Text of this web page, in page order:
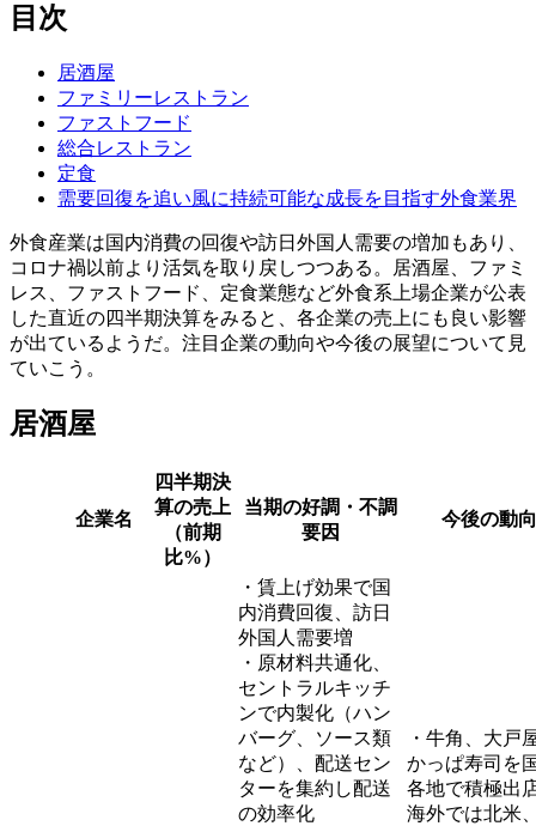
目次
居酒屋
ファミリーレストラン
ファストフード
総合レストラン
定食
需要回復を追い風に持続可能な成長を目指す外食業界
外食産業は国内消費の回復や訪日外国人需要の増加もあり、
コロナ禍以前より活気を取り戻しつつある。居酒屋、ファミ
レス、ファストフード、定食業態など外食系上場企業が公表
した直近の四半期決算をみると、各企業の売上にも良い影響
が出ているようだ。注目企業の動向や今後の展望について見
ていこう。
居酒屋
企業名
四半期決
算の売上
（前期
比%）
当期の好調・不調
要因
今後の動向
・賃上げ効果で国
内消費回復、訪日
外国人需要増
・原材料共通化、
セントラルキッチ
ンで内製化（ハン
バーグ、ソース類
など）、配送セン
ターを集約し配送
の効率化
・牛角、大戸
かっぱ寿司を
各地で積極出
海外では北米